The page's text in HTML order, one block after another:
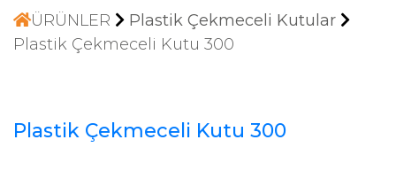
ÜRÜNLER
Plastik Çekmeceli Kutular
Plastik Çekmeceli Kutu 300
Plastik Çekmeceli Kutu 300